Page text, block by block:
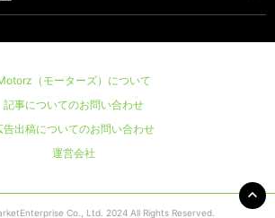
（モーターズ）について
記事についてのお問い合わせ
告出稿についてのお問い合わせ
運営会社
Co., Ltd. 2024 All Rights Reserved.